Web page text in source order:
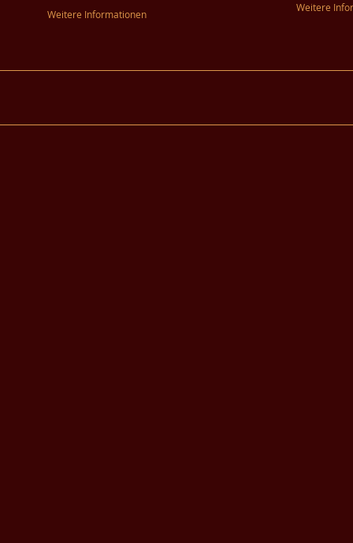
Weitere Informationen
Weitere